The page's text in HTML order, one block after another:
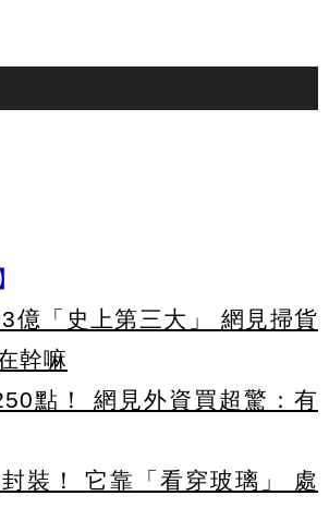
億「史上第三大」 網見掃貨
幹嘛
點！ 網見外資買超驚：有
裝！ 它靠「看穿玻璃」 處